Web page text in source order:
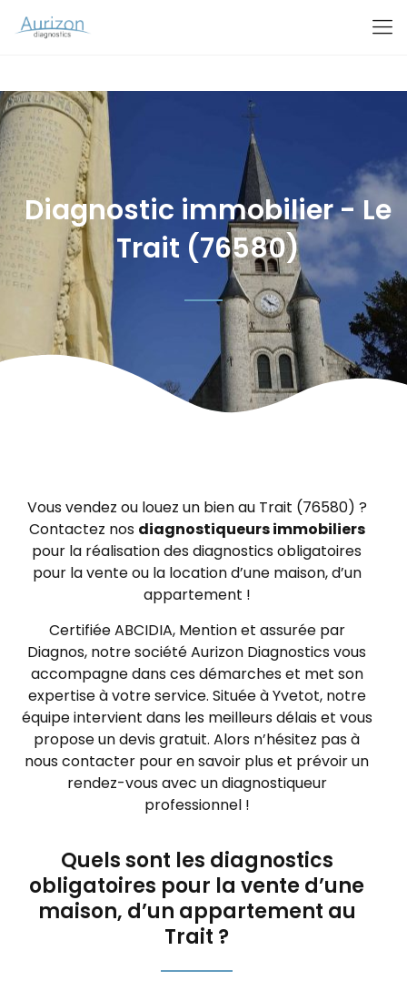
Diagnostic immobilier - Le
Trait (76580)
Vous vendez ou louez un bien au Trait (76580) ?
Contactez nos diagnostiqueurs immobiliers
pour la réalisation des diagnostics obligatoires
pour la vente ou la location d’une maison, d’un
appartement !
Certifiée ABCIDIA, Mention et assurée par
Diagnos, notre société Aurizon Diagnostics vous
accompagne dans ces démarches et met son
expertise à votre service. Située à Yvetot, notre
équipe intervient dans les meilleurs délais et vous
propose un devis gratuit. Alors n’hésitez pas à
nous contacter pour en savoir plus et prévoir un
rendez-vous avec un diagnostiqueur
professionnel !
Quels sont les diagnostics
obligatoires pour la vente d’une
maison, d’un appartement au
Trait ?